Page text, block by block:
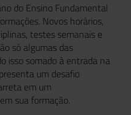
do Ensino Fundamental
Novos horários,
testes semanais e
só algumas das
isso somado à entrada na
um desafio
em um
sua formação.